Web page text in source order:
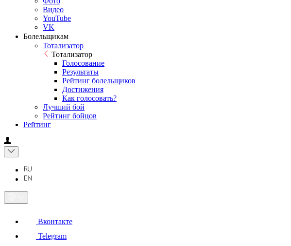
Видео
YouTube
VK
Болельщикам
Тотализатор
Тотализатор
Голосование
Результаты
Рейтинг болельщиков
Достижения
Как голосовать?
Лучший бой
Рейтинг бойцов
Рейтинг
Вконтакте
Telegram